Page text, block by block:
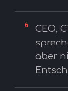
6
CEO,
aber